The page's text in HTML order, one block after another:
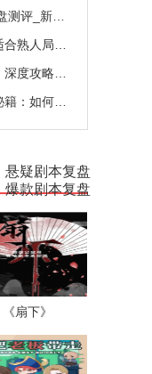
本体验_角
局与简单易
略：角色视
何巧妙利用
悬疑剧本复盘
爆款剧本复盘
《扇下》